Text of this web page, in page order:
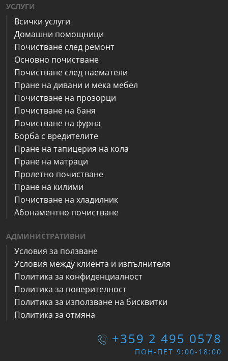
УСЛУГИ
Всички услуги
Домашни помощници
Почистване след ремонт
Основно почистване
Почистване след наематели
Пране на дивани и мека мебел
Почистване на прозорци
Почистване на баня
Почистване на фурна
Борба с вредителите
Пране на тапицерия на кола
Пране на матраци
Пролетно почистване
Пране на килими
Почистване на хладилник
Абонаментно почистване
АДМИНИСТРАТИВНИ
Условия за ползване
Условия между клиента и изпълнителя
Политика за конфиденциалност
Политика за поверителност
Политика за използване на бисквитки
Политика за отмяна
+359 2 495 0578
ПОН-ПЕТ 9:00-18:00